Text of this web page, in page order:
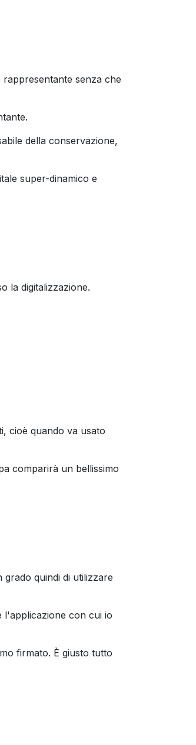
senza che
della conservazione,
super-dinamico e
la digitalizzazione.
cioè quando va usato
comparirà un bellissimo
quindi di utilizzare
l'applicazione con cui io
firmato. È giusto tutto